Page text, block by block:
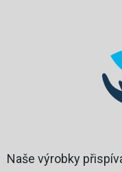
Naše výrobky